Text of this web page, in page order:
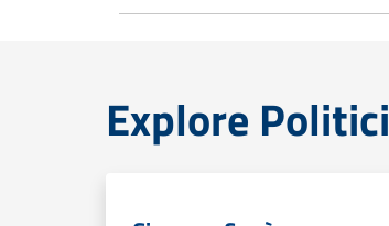
Explore Politici